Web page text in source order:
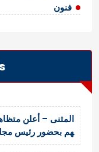
فنون
المثنى – أعلن
هم بحضور رئيس